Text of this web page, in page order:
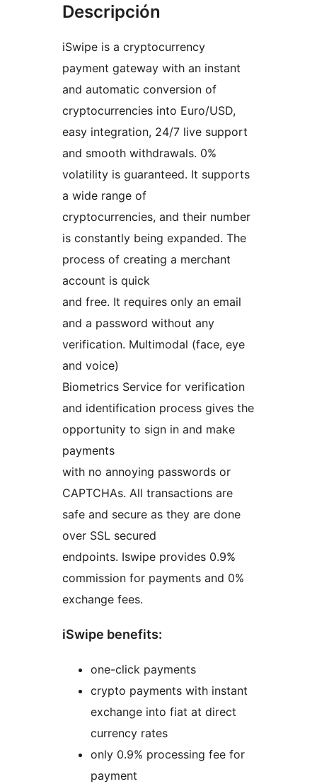
Descripción
iSwipe is a cryptocurrency
payment gateway with an instant
and automatic conversion of
cryptocurrencies into Euro/USD,
easy integration, 24/7 live support
and smooth withdrawals. 0%
volatility is guaranteed. It supports
a wide range of
cryptocurrencies, and their number
is constantly being expanded. The
process of creating a merchant
account is quick
and free. It requires only an email
and a password without any
verification. Multimodal (face, eye
and voice)
Biometrics Service for verification
and identification process gives the
opportunity to sign in and make
payments
with no annoying passwords or
CAPTCHAs. All transactions are
safe and secure as they are done
over SSL secured
endpoints. Iswipe provides 0.9%
commission for payments and 0%
exchange fees.
iSwipe benefits:
one-click payments
crypto payments with instant
exchange into fiat at direct
currency rates
only 0.9% processing fee for
payment